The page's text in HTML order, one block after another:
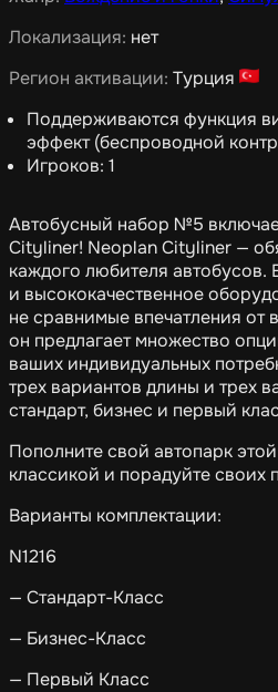
Локализация: нет
Регион активации: Турция
Поддерживаются функция
эффект (беспроводной
Игроков: 1
Автобусный набор №5
Cityliner! Neoplan Cityliner —
каждого любителя автобусов.
и высококачественное
не сравнимые впечатления от
он предлагает множество
ваших индивидуальных
трех вариантов длины и трех
стандарт, бизнес и первый
Пополните свой автопарк
классикой и порадуйте своих
Варианты комплектации:
N1216
— Стандарт-Класс
— Бизнес-Класс
— Первый Класс